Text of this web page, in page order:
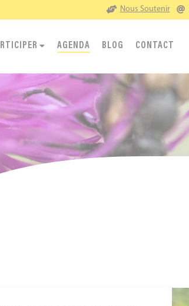
Nous Soutenir
AGENDA BLOG CONTACT